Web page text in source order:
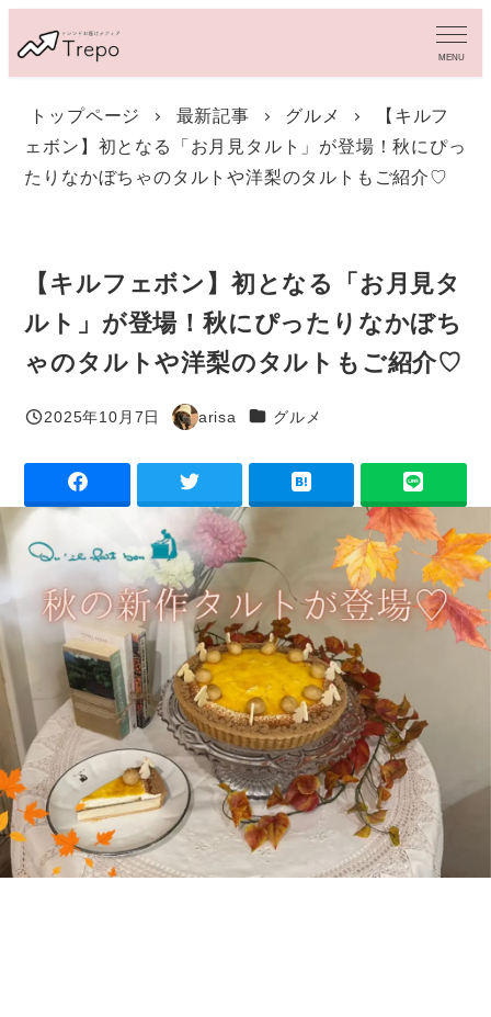
イ
MENU
トップページ 最新記事 グルメ
【キルフ
ェボン】初となる「お月見タルト」が登場！秋にぴっ
たりなかぼちゃのタルトや洋梨のタルトもご紹介♡
【キルフェボン】初となる「お月見タ
ルト」が登場！秋にぴったりなかぼち
ゃのタルトや洋梨のタルトもご紹介♡
投稿日
2025年10月7日
著
arisa カテゴリー
グルメ